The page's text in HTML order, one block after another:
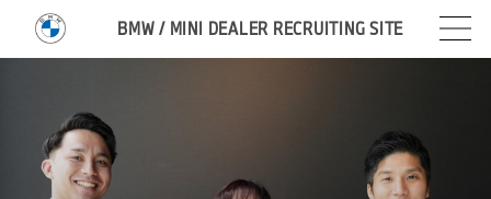
BMW / MINI DEALER RECRUITING SITE